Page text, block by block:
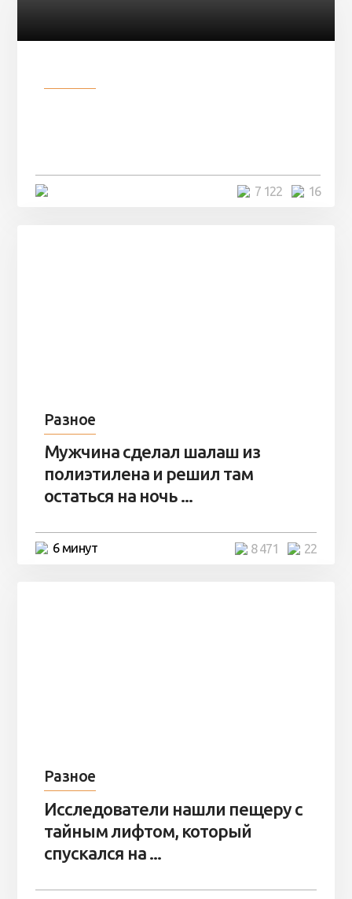
16
7 122
Разное
Мужчина сделал шалаш из
полиэтилена и решил там
остаться на ночь ...
6 минут 22
8 471
Разное
Исследователи нашли пещеру с
тайным лифтом, который
спускался на ...